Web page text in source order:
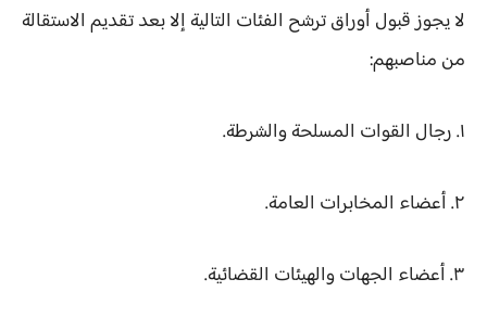
لا يجوز قبول أوراق ترشح الفئات التالية إلا بعد تقديم الاستقالة
من مناصبهم:
١. رجال القوات المسلحة والشرطة.
٢. أعضاء المخابرات العامة.
٣. أعضاء الجهات والهيئات القضائية.